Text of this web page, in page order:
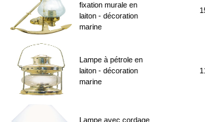
fixation murale en
laiton - décoration
marine
Lampe à pétrole en
laiton - décoration
marine
Lampe avec cordage